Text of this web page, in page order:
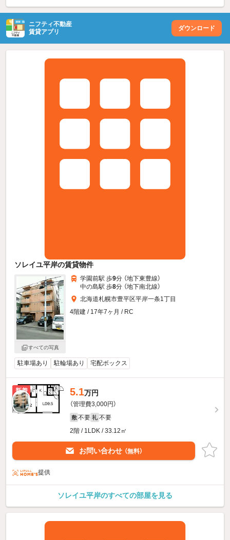
ニフティ不動産
賃貸アプリ
ダウンロード
ソレイユ平岸の賃貸物件
すべての写真
学園前駅 歩9分 （地下東豊線）
中の島駅 歩8分 （地下南北線）
北海道札幌市豊平区平岸一条1丁目
4階建 / 17年7ヶ月 / RC
駐車場あり 駐輪場あり 宅配ボックス
新着 5.1万円
（管理費3,000円）
敷 不要 礼 不要
2階 / 1LDK / 33.12㎡
お問い合わせ （無料）
提供
ソレイユ平岸のすべての部屋を見る